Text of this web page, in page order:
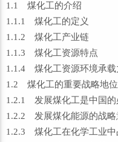
1.1 煤化工的介绍
1.1.1 煤化工的定义
1.1.2 煤化工产业链
1.1.3 煤化工资源特点
1.1.4 煤化工资源环境承载
1.2 煤化工的重要战略地位
1.2.1 发展煤化工是中国的
1.2.2 发展煤化能源的战略
1.2.3 煤化工在化学工业中